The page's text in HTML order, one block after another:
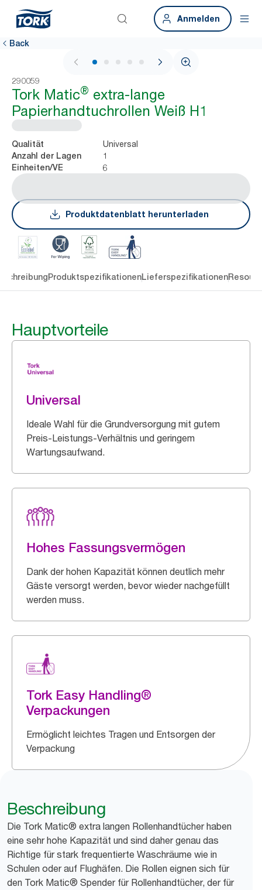
Anmelden
Back
1 / 7
290059
Tork Matic® extra-lange
Papierhandtuchrollen Weiß H1
Qualität Universal
Anzahl der Lagen 1
Einheiten/VE 6
Produktdatenblatt herunterladen
ProduktspezifikationenLieferspezifikationen
Hauptvorteile
Universal
Ideale Wahl für die Grundversorgung mit gutem
Preis-Leistungs-Verhältnis und geringem
Wartungsaufwand.
Hohes Fassungsvermögen
Dank der hohen Kapazität können deutlich mehr
Gäste versorgt werden, bevor wieder nachgefüllt
werden muss.
Tork Easy Handling®
Verpackungen
Ermöglicht leichtes Tragen und Entsorgen der
Verpackung
Beschreibung
Die Tork Matic® extra langen Rollenhandtücher haben
eine sehr hohe Kapazität und sind daher genau das
Richtige für stark frequentierte Waschräume wie in
Schulen oder auf Flughäfen. Die Rollen eignen sich für
den Tork Matic® Spender für Rollenhandtücher, der für